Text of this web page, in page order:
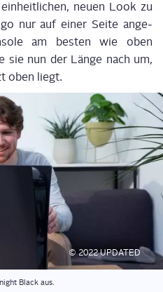
neu­en Look zu
nur auf einer Sei­te ange­
am bes­ten wie oben
sie nun der Län­ge nach um,
oben liegt.
© 2022 UPDATED
Black aus.